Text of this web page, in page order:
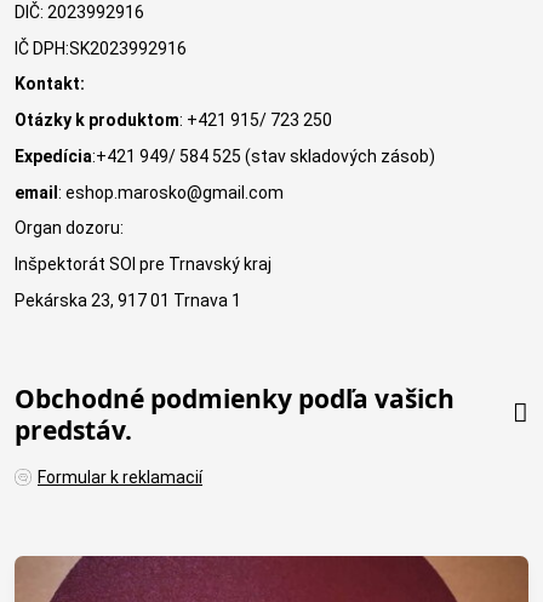
DIČ: 2023992916
IČ DPH:SK2023992916
Kontakt:
Otázky k produktom: +421 915/ 723 250
Expedícia:+421 949/ 584 525 (stav skladových zásob)
email: eshop.marosko@gmail.com
Organ dozoru:
Inšpektorát SOI pre Trnavský kraj
Pekárska 23, 917 01 Trnava 1
Obchodné podmienky podľa vašich
predstáv.
Formular k reklamacií